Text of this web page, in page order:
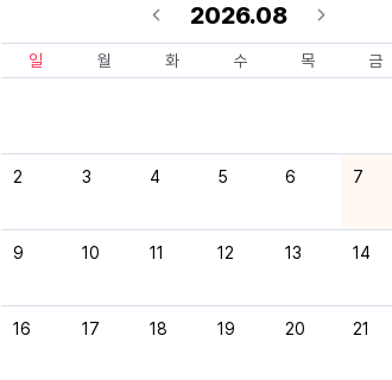
2026.08
일 월 화 수 목 금
2 3 4 5 6 7
9 10 11 12 13 14
16 17 18 19 20 21